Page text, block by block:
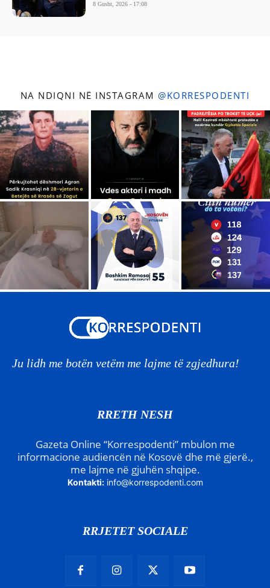
8 Gusht, 2026 - 17:08
NA NDIQNI NË INSTAGRAM @KORRESPODENTI
Ju lidh me botën vetëm me lajme të zgjedhura!
RRETH NESH
Gazeta Online “Korrespodenti” mbulon me
informacione audiencën në Kosovë dhe më gjerë.,
me lajme në gjuhën shqipe.
Kontakti: info@korrespodenti.com
RRJETET SOCIALE